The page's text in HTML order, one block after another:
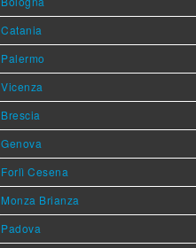
Catania
Palermo
Vicenza
Brescia
Genova
Forlì Cesena
Monza Brianza
Padova